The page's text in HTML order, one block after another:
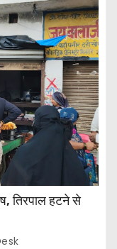
तिरपाल हटने से